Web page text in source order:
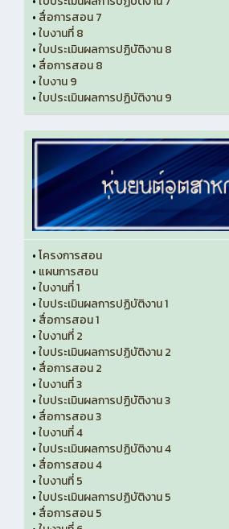
• สื่อการสอน 7
•ใบงานที่ 8
•ใบประเมินผลการปฏิบัติงาน 8
• สื่อการสอน 8
•ใบงาน 9
•ใบประเมินผลการปฏิบัติงาน 9
•โครงการสอน
• แผนการสอน
•ใบงานที่ 1
•ใบประเมินผลการปฏิบัติงาน 1
• สื่อการสอน 1
•ใบงานที่ 2
•ใบประเมินผลการปฏิบัติงาน 2
• สื่อการสอน 2
•ใบงานที่ 3
•ใบประเมินผลการปฏิบัติงาน 3
• สื่อการสอน 3
•ใบงานที่ 4
•ใบประเมินผลการปฏิบัติงาน 4
• สื่อการสอน 4
•ใบงานที่ 5
•ใบประเมินผลการปฏิบัติงาน 5
• สื่อการสอน 5